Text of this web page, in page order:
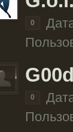
0
0